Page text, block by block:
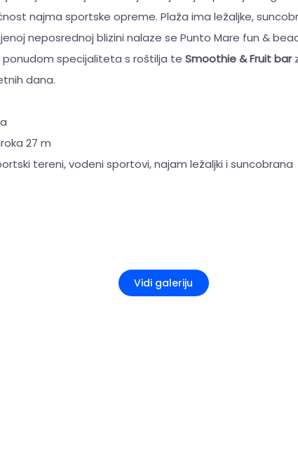
najma sportske opreme. Plaža ima ležaljke,
neposrednoj blizini nalaze se Punto Mare fun &
ponudom specijaliteta s roštilja te Smoothie & Fruit bar
dana.
27 m
tereni, vodeni sportovi, najam ležaljki i suncobrana
Vidi galeriju